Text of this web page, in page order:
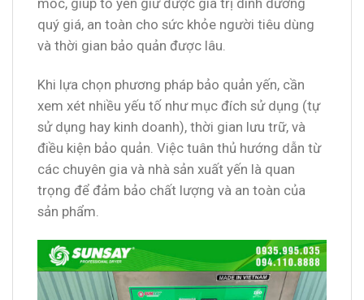
quý giá, an toàn cho sức khỏe người tiêu dùng
và thời gian bảo quản được lâu.
Khi lựa chọn phương pháp bảo quản yến, cần
xem xét nhiều yếu tố như mục đích sử dụng (tự
sử dụng hay kinh doanh), thời gian lưu trữ, và
điều kiện bảo quản. Việc tuân thủ hướng dẫn từ
các chuyên gia và nhà sản xuất yến là quan
trọng để đảm bảo chất lượng và an toàn của
sản phẩm.